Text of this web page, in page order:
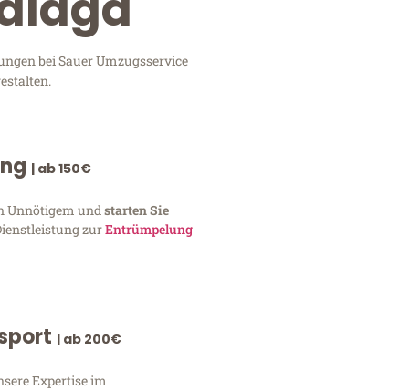
bei Sauer Umzugsservice
| ab 150€
Unnötigem und starten Sie
zurEntrümpelung
| ab 200€
Expertise im